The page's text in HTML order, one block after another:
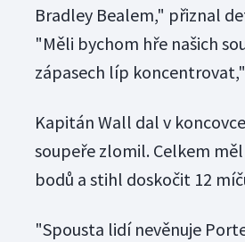
Bradley Bealem," přiznal
"Měli bychom hře našich
zápasech líp
Kapitán Wall dal v
soupeře zlomil. Celkem
bodů a stihl doskočit 12
"Spousta lidí nevěnuje